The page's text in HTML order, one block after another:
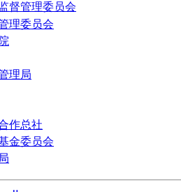
督管理委员会
理委员会
理局
作总社
金委员会